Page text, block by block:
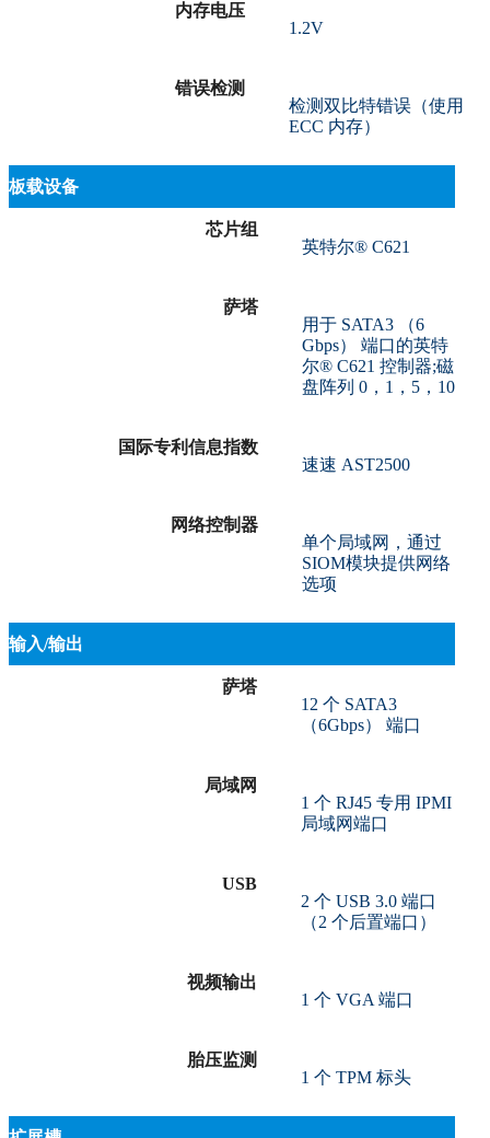
内存电压
1.2V
错误检测
检测双比特错误（使用
ECC 内存）
板载设备
芯片组
英特尔® C621
萨塔
用于 SATA3 （6
Gbps） 端口的英特
尔® C621 控制器;磁
盘阵列 0，1，5，10
国际专利信息指数
速速 AST2500
网络控制器
单个局域网，通过
SIOM模块提供网络
选项
输入/输出
萨塔
12 个 SATA3
（6Gbps） 端口
局域网
1 个 RJ45 专用 IPMI
局域网端口
USB
2 个 USB 3.0 端口
（2 个后置端口）
视频输出
1 个 VGA 端口
胎压监测
1 个 TPM 标头